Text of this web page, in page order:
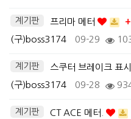
계기판 프리마 메터
(구)boss3174
09-29
계기판 스쿠터 브레이크 표
(구)boss3174
09-28
계기판 CT ACE 메터.